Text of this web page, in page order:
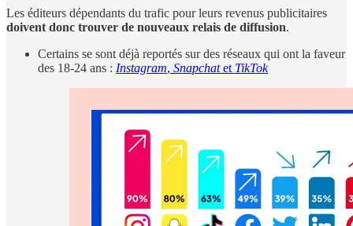
Les éditeurs dépendants du trafic pour leurs revenus publicitaires
doivent donc trouver de nouveaux relais de diffusion.
Certains se sont déjà reportés sur des réseaux qui ont la faveur
des 18-24 ans : Instagram, Snapchatet TikTok